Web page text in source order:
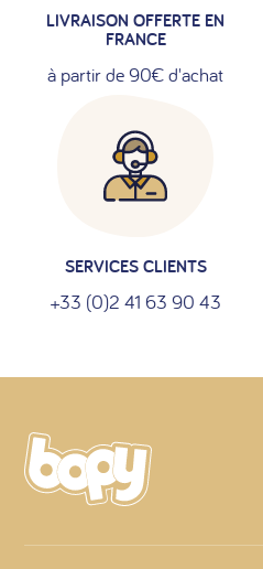
LIVRAISON OFFERTE EN
FRANCE
à partir de 90€ d'achat
SERVICES CLIENTS
+33 (0)2 41 63 90 43